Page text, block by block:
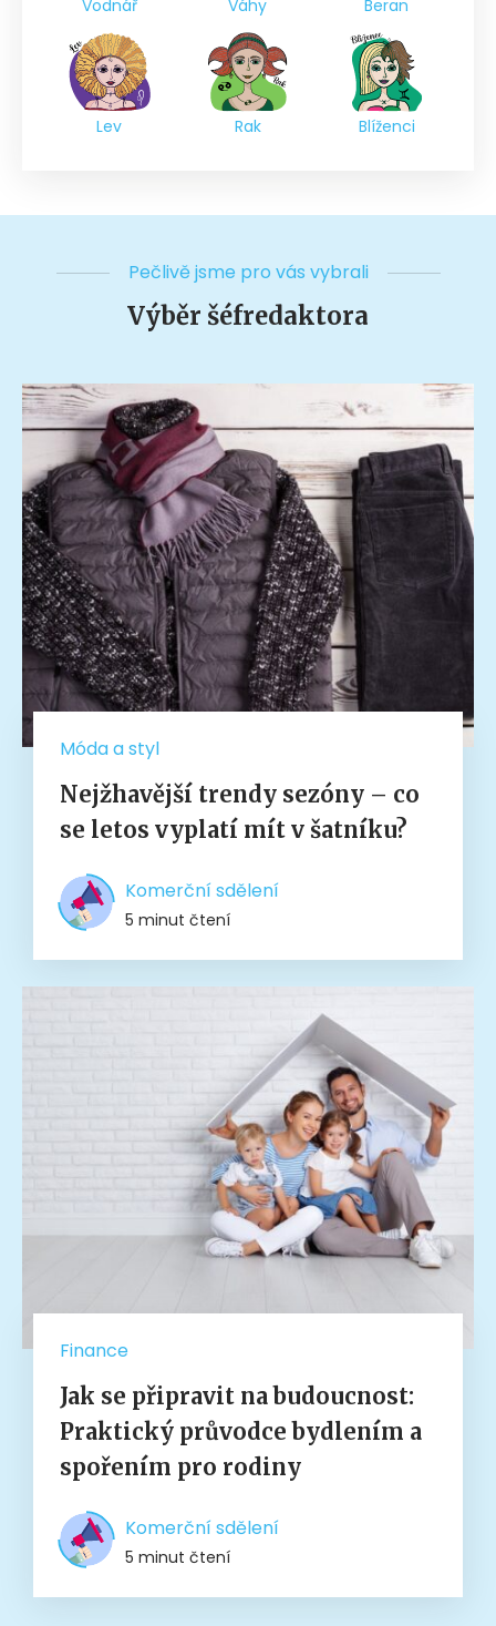
Vodnář Váhy Beran
Lev Rak Blíženci
Pečlivě jsme pro vás vybrali
Výběr šéfredaktora
Móda a styl
Nejžhavější trendy sezóny – co
se letos vyplatí mít v šatníku?
Komerční sdělení
5 minut čtení
Finance
Jak se připravit na budoucnost:
Praktický průvodce bydlením a
spořením pro rodiny
Komerční sdělení
5 minut čtení